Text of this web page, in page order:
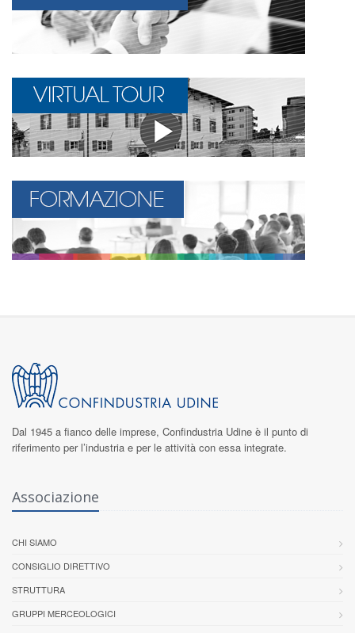
Dal 1945 a fianco delle imprese, Confindustria Udine è il punto di
riferimento per l’industria e per le attività con essa integrate.
Associazione
CHI SIAMO
CONSIGLIO DIRETTIVO
STRUTTURA
GRUPPI MERCEOLOGICI